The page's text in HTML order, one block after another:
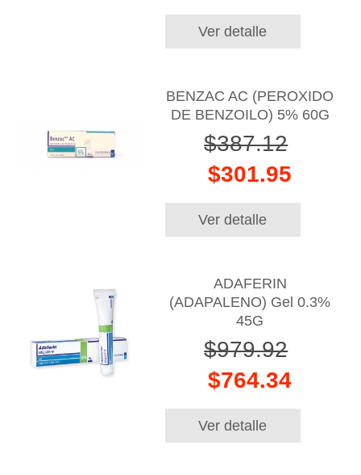
Ver detalle
BENZAC AC (PEROXIDO
DE BENZOILO) 5% 60G
$387.12
$301.95
Ver detalle
ADAFERIN
(ADAPALENO) Gel 0.3%
45G
$979.92
$764.34
Ver detalle